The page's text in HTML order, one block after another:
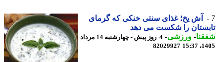
آش یخ؛ غذای سنتی خنکی که گرمای
را شکست می دهد
-ورزشی-
4 روز پیش - چهارشنبه 14 مرداد
82029927